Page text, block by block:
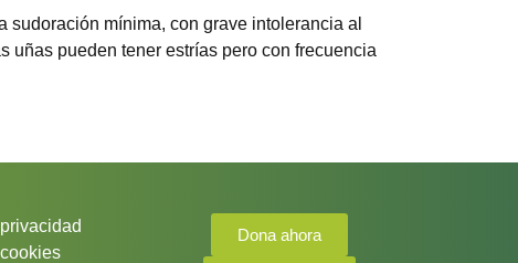
mínima, con grave intolerancia al
uñas pueden tener estrías pero con frecuencia
Dona ahora